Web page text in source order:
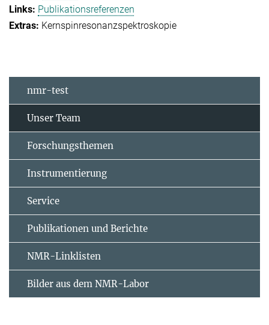
Publikationsreferenzen
Kernspinresonanzspektroskopie
nmr-test
Unser Team
Forschungsthemen
Instrumentierung
Service
Publikationen und Berichte
NMR-Linklisten
Bilder aus dem NMR-Labor